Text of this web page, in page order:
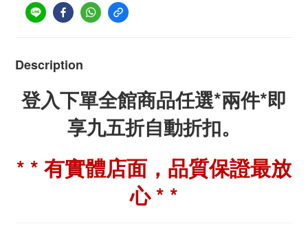
Description
登入下單全館商品任選*兩件*即
享九五折自動折扣。
* * 有實體店面，品質保證最放
心 * *